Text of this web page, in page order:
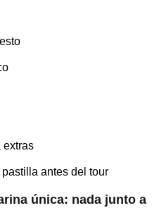
extras
antes del tour
única: nada junto a